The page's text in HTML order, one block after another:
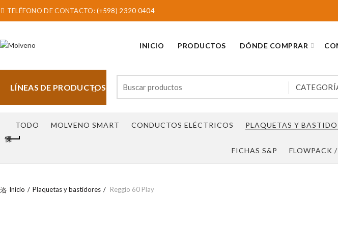
TELÉFONO DE CONTACTO:(+598) 2320 0404
INICIO PRODUCTOS DÓNDE COMPRAR
LÍNEAS DE PRODUCTOS
for:
TODO MOLVENO SMART CONDUCTOS ELÉCTRICOS PLAQUETAS Y
FICHAS S&P FLOWPACK
Inicio Plaquetas y bastidores Reggio 60 Play